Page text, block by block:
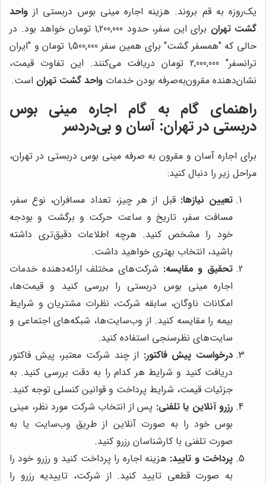
یک‌روزه به قم بروند. هزینه اجاره مینی بوس دربستی از واحد
گشت تهران
برای این سفر، حدود 1,200,000 تومان خواهد بود. در
حالی که "همسفر گشت" برای همین سفر 1,500,000 تومان و "ایران
ترانسفر" 2,000,000 تومان دریافت می‌کنند. این تفاوت قیمت،
نشان‌دهنده مقرون‌به‌صرفه بودن خدمات واحد گشت تهران است.
راهنمای گام به گام اجاره مینی بوس
دربستی در تهران: آسان و بی‌دردسر
برای اجاره آسان و مقرون به صرفه مینی بوس دربستی در تهران،
مراحل زیر را دنبال کنید:
تعیین نیازها: قبل از هر چیز، تعداد مسافران، نوع سفر،
مسافت سفر، تاریخ و ساعت حرکت و برگشت و بودجه
خود را مشخص کنید. هرچه اطلاعات دقیق‌تری داشته
باشید، انتخاب بهتری خواهید داشت.
تحقیق و مقایسه: شرکت‌های مختلف ارائه‌دهنده خدمات
اجاره مینی بوس دربستی را بررسی کنید و قیمت‌ها،
امکانات ناوگان، سابقه شرکت، نظرات مشتریان و شرایط
بیمه را مقایسه کنید. از وب‌سایت‌ها، شبکه‌های اجتماعی و
سایت‌های نظرسنجی استفاده کنید.
درخواست پیش فاکتور: از چند شرکت معتبر، پیش فاکتور
دریافت کنید و شرایط هر کدام را به دقت بررسی کنید. به
جزئیات قیمت، شرایط پرداخت و قوانین کنسلی توجه کنید.
رزرو آنلاین یا تلفنی: پس از انتخاب شرکت مورد نظر، مینی
بوس خود را به صورت آنلاین از طریق وب‌سایت یا به
صورت تلفنی با کارشناسان رزرو کنید.
پرداخت و تایید: هزینه اجاره را پرداخت کنید و رزرو خود را
به صورت قطعی تایید کنید. از شرکت، تاییدیه رزرو را